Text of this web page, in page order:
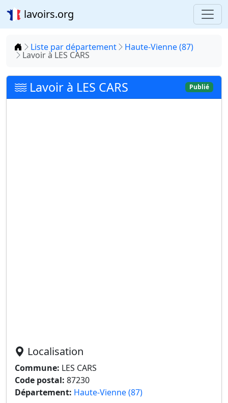
lavoirs.org
Accueil
Liste par département Haute-Vienne (87)
Lavoir à LES CARS
Lavoir à LES CARS Publié
Localisation
Commune: LES CARS
Code postal: 87230
Département: Haute-Vienne (87)